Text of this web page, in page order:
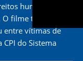
humanos
filme traz
entre vítimas de
do Sistema